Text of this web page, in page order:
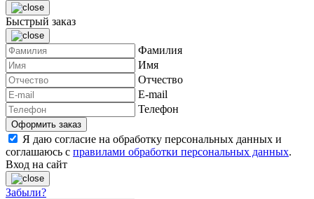
Быстрый заказ
Фамилия
Имя
Отчество
E-mail
Телефон
Я даю согласие на обработку персональных данных и
соглашаюсь с правилами обработки персональных данных.
Вход на сайт
Забыли?